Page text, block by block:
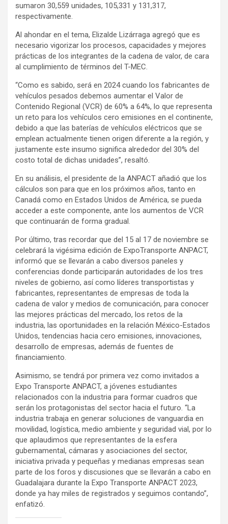
sumaron 30,559 unidades, 105,331 y 131,317,
respectivamente.
Al ahondar en el tema, Elizalde Lizárraga agregó que es
necesario vigorizar los procesos, capacidades y mejores
prácticas de los integrantes de la cadena de valor, de cara
al cumplimiento de términos del T-MEC.
“Como es sabido, será en 2024 cuando los fabricantes de
vehículos pesados debemos aumentar el Valor de
Contenido Regional (VCR) de 60% a 64%, lo que representa
un reto para los vehículos cero emisiones en el continente,
debido a que las baterías de vehículos eléctricos que se
emplean actualmente tienen origen diferente a la región, y
justamente este insumo significa alrededor del 30% del
costo total de dichas unidades”, resaltó.
En su análisis, el presidente de la ANPACT añadió que los
cálculos son para que en los próximos años, tanto en
Canadá como en Estados Unidos de América, se pueda
acceder a este componente, ante los aumentos de VCR
que continuarán de forma gradual.
Por último, tras recordar que del 15 al 17 de noviembre se
celebrará la vigésima edición de ExpoTransporte ANPACT,
informó que se llevarán a cabo diversos paneles y
conferencias donde participarán autoridades de los tres
niveles de gobierno, así como líderes transportistas y
fabricantes, representantes de empresas de toda la
cadena de valor y medios de comunicación, para conocer
las mejores prácticas del mercado, los retos de la
industria, las oportunidades en la relación México-Estados
Unidos, tendencias hacia cero emisiones, innovaciones,
desarrollo de empresas, además de fuentes de
financiamiento.
Asimismo, se tendrá por primera vez como invitados a
Expo Transporte ANPACT, a jóvenes estudiantes
relacionados con la industria para formar cuadros que
serán los protagonistas del sector hacia el futuro. “La
industria trabaja en generar soluciones de vanguardia en
movilidad, logística, medio ambiente y seguridad vial, por lo
que aplaudimos que representantes de la esfera
gubernamental, cámaras y asociaciones del sector,
iniciativa privada y pequeñas y medianas empresas sean
parte de los foros y discusiones que se llevarán a cabo en
Guadalajara durante la Expo Transporte ANPACT 2023,
donde ya hay miles de registrados y seguimos contando”,
enfatizó.